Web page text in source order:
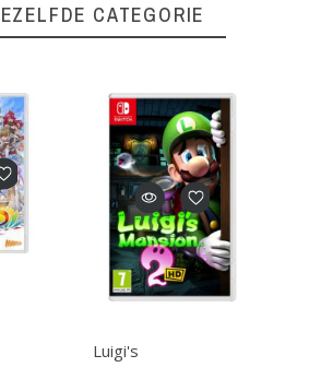
CATEGORIE
Luigi's